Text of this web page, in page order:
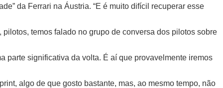
da Ferrari na Áustria. “E é muito difícil recuperar esse
temos falado no grupo de conversa dos pilotos sobre
parte significativa da volta. É aí que provavelmente iremos
algo de que gosto bastante, mas, ao mesmo tempo, não